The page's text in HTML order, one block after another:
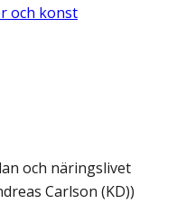
och konst
och näringslivet
Carlson (KD))